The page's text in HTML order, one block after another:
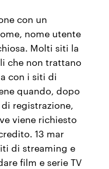
con un
nome utente
Molti siti la
che non trattano
con i siti di
quando, dopo
registrazione,
viene richiesto
13 mar
di streaming e
film e serie TV